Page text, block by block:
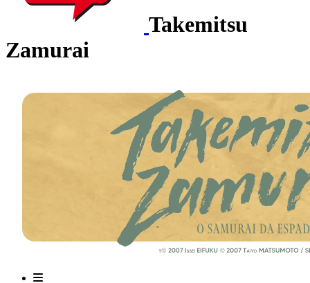
Takemitsu
Zamurai